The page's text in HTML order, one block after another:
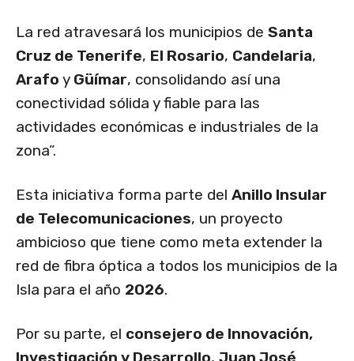
La red atravesará los municipios de Santa
Cruz de Tenerife, El Rosario, Candelaria,
Arafo y Güímar, consolidando así una
conectividad sólida y fiable para las
actividades económicas e industriales de la
zona”.
Esta iniciativa forma parte del Anillo Insular
de Telecomunicaciones, un proyecto
ambicioso que tiene como meta extender la
red de fibra óptica a todos los municipios de la
Isla para el año 2026.
Por su parte, el consejero de Innovación,